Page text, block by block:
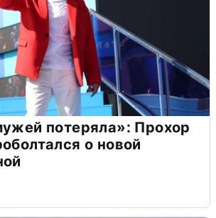
потеряла»: Прохор
о новой